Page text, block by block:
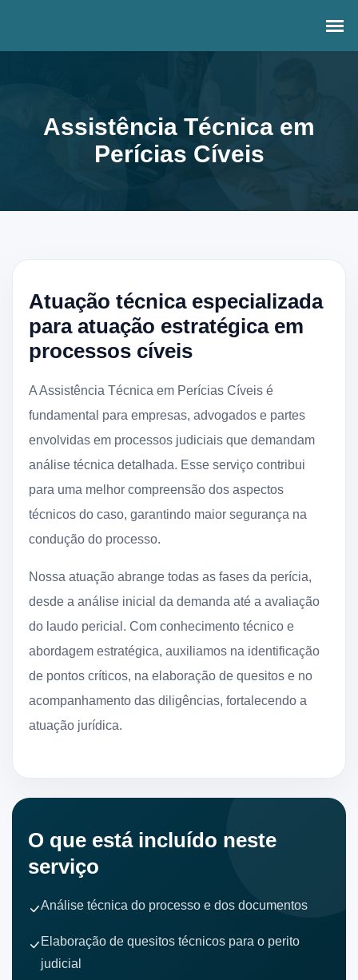
Assistência Técnica em
Perícias Cíveis
Atuação técnica especializada
para atuação estratégica em
processos cíveis
A Assistência Técnica em Perícias Cíveis é
fundamental para empresas, advogados e partes
envolvidas em processos judiciais que demandam
análise técnica detalhada. Esse serviço contribui
para uma melhor compreensão dos aspectos
técnicos do caso, garantindo maior segurança na
condução do processo.
Nossa atuação abrange todas as fases da perícia,
desde a análise inicial da demanda até a avaliação
do laudo pericial. Com conhecimento técnico e
abordagem estratégica, auxiliamos na identificação
de pontos críticos, na elaboração de quesitos e no
acompanhamento das diligências, fortalecendo a
atuação jurídica.
O que está incluído neste
serviço
Análise técnica do processo e dos documentos
Elaboração de quesitos técnicos para o perito
judicial